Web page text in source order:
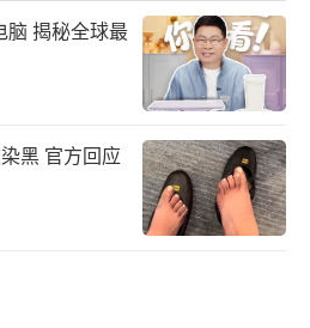
脑 揭秘全球最
黑 官方回应